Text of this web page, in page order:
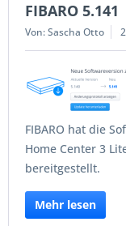
FIBARO 5.141
Von: Sascha Otto
FIBARO hat die
Home Center 3
bereitgestellt.
Mehr lesen